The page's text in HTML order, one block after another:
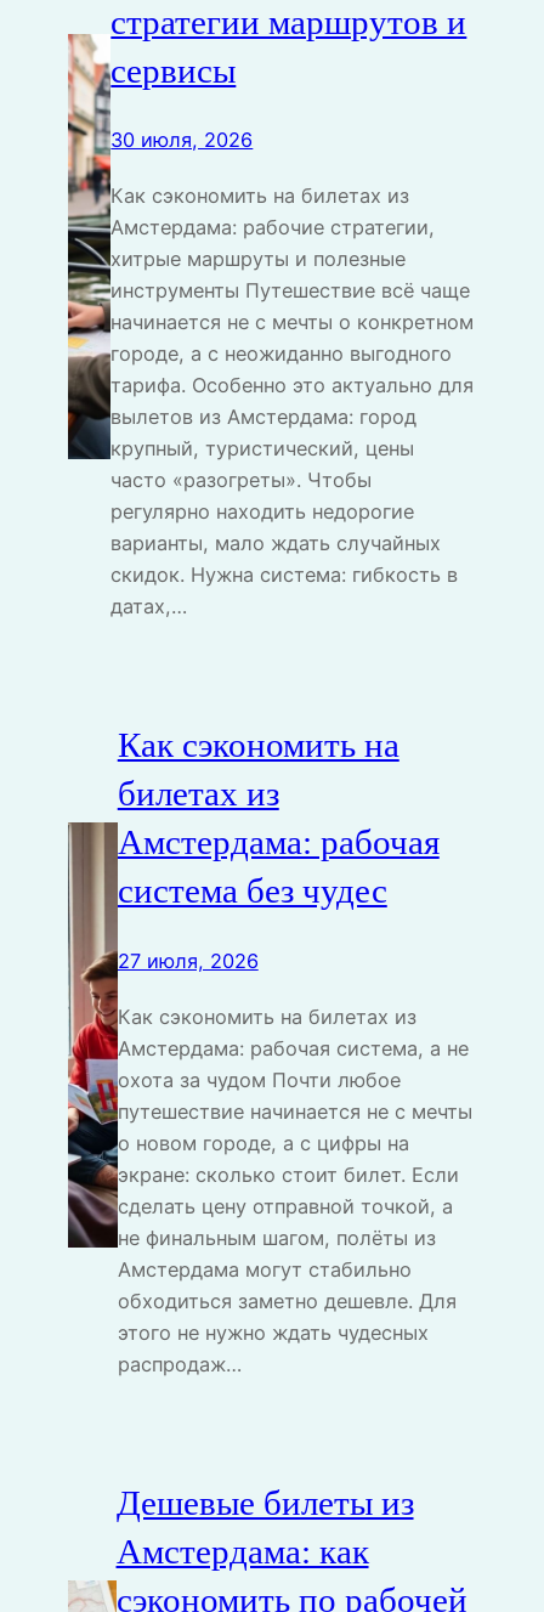
стратегии маршрутов и
сервисы
30 июля, 2026
Как сэкономить на билетах из
Амстердама: рабочие стратегии,
хитрые маршруты и полезные
инструменты Путешествие всё чаще
начинается не с мечты о конкретном
городе, а с неожиданно выгодного
тарифа. Особенно это актуально для
вылетов из Амстердама: город
крупный, туристический, цены
часто «разогреты». Чтобы
регулярно находить недорогие
варианты, мало ждать случайных
скидок. Нужна система: гибкость в
датах,…
Как сэкономить на
билетах из
Амстердама: рабочая
система без чудес
27 июля, 2026
Как сэкономить на билетах из
Амстердама: рабочая система, а не
охота за чудом Почти любое
путешествие начинается не с мечты
о новом городе, а с цифры на
экране: сколько стоит билет. Если
сделать цену отправной точкой, а
не финальным шагом, полёты из
Амстердама могут стабильно
обходиться заметно дешевле. Для
этого не нужно ждать чудесных
распродаж…
Дешевые билеты из
Амстердама: как
сэкономить по рабочей